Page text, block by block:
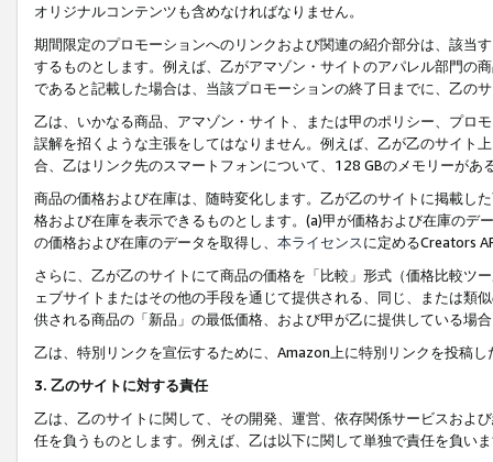
オリジナルコンテンツも含めなければなりません。
期間限定のプロモーションへのリンクおよび関連の紹介部分は、該当
するものとします。例えば、乙がアマゾン・サイトのアパレル部門の
であると記載した場合は、当該プロモーションの終了日までに、乙の
乙は、いかなる商品、アマゾン・サイト、または甲のポリシー、プロ
誤解を招くような主張をしてはなりません。例えば、乙が乙のサイト
合、乙はリンク先のスマートフォンについて、128 GBのメモリーがあ
商品の価格および在庫は、随時変化します。乙が乙のサイトに掲載し
格および在庫を表示できるものとします。(a)甲が価格および在庫の
の価格および在庫のデータを取得し、 本ライセンスに定めるCreators
さらに、乙が乙のサイトにて商品の価格を「比較」形式（価格比較ツ
ェブサイトまたはその他の手段を通じて提供される、同じ、または類
供される商品の「新品」の最低価格、および甲が乙に提供している場
乙は、特別リンクを宣伝するために、Amazon上に特別リンクを投稿
3. 乙のサイトに対する責任
乙は、乙のサイトに関して、その開発、運営、依存関係サービスおよ
任を負うものとします。例えば、乙は以下に関して単独で責任を負い